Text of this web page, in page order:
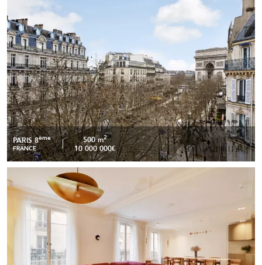
PARIS 8ème
FRANCE
500 m2
10 000 000€
sur l’Arc de Triomphe
NEUILLY-SUR-SEINE – APPARTEMENT FAMILIAL
D’EXCEPTION DE 180 M²